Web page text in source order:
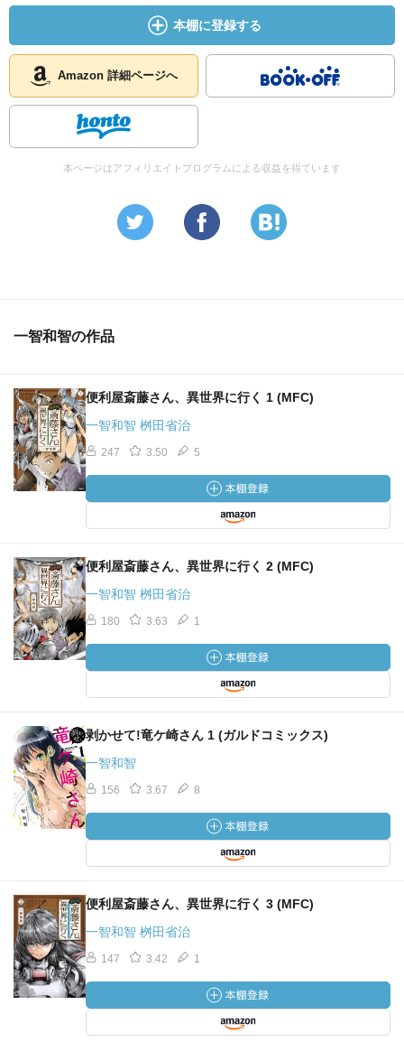
本棚に登録する
Amazon 詳細ページへ
本ページはアフィリエイトプログラムによる収益を得ています
一智和智の作品
便利屋斎藤さん、異世界に行く 1 (MFC)
一智和智 桝田省治
247 3.50 5
便利屋斎藤さん、異世界に行く 2 (MFC)
一智和智 桝田省治
180 3.63 1
剥かせて!竜ケ崎さん 1 (ガルドコミックス)
一智和智
156 3.67 8
便利屋斎藤さん、異世界に行く 3 (MFC)
一智和智 桝田省治
147 3.42 1